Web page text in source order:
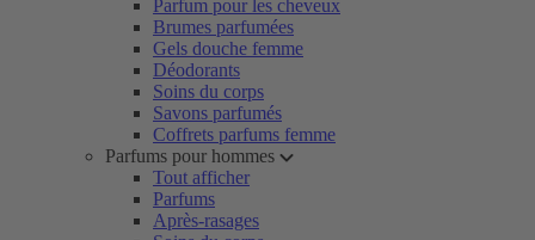
Parfum pour les cheveux
Brumes parfumées
Gels douche femme
Déodorants
Soins du corps
Savons parfumés
Coffrets parfums femme
Parfums pour hommes
Tout afficher
Parfums
Après-rasages